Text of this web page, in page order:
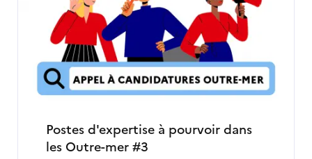
édition
des
Journées
de
l’expertise
technique
internationale
Postes d'expertise à pourvoir dans
les Outre-mer #3